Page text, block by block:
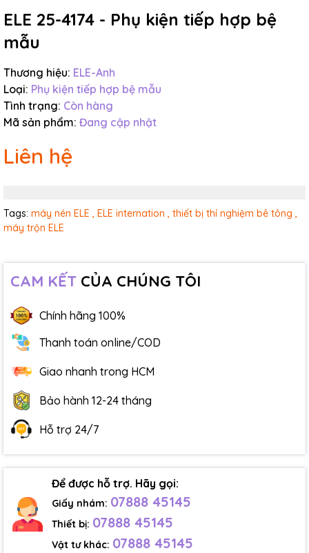
ELE 25-4174 - Phụ kiện tiếp hợp bệ
mẫu
Thương hiệu: ELE-Anh
Loại: Phụ kiện tiếp hợp bệ mẫu
Tình trạng: Còn hàng
Mã sản phẩm: Đang cập nhật
Liên hệ
Tags: máy nén ELE , ELE internation , thiết bị thí nghiệm bê tông ,
máy trộn ELE
CAM KẾT CỦA CHÚNG TÔI
Chính hãng 100%
Thanh toán online/COD
Giao nhanh trong HCM
Bảo hành 12-24 tháng
Hỗ trợ 24/7
Để được hỗ trợ. Hãy gọi:
Giấy nhám: 07888 45145
Thiết bị: 07888 45145
Vật tư khác: 07888 45145